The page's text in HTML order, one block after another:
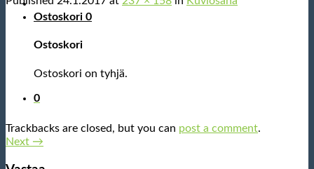
Ostoskori 0
Ostoskori
Ostoskori on tyhjä.
0
Trackbacks are closed, but you can post a comment.
Next →